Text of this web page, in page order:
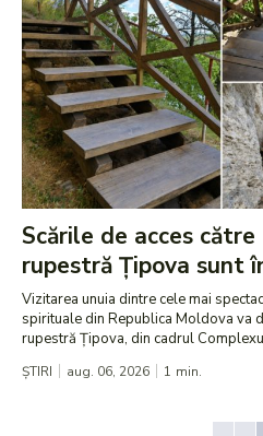
Scările de acces
rupestră Țipova sunt
Vizitarea unuia dintre cele mai
spirituale din Republica Moldova va deveni
rupestră Țipova, din cadrul
ȘTIRI aug. 06, 2026 1 min.